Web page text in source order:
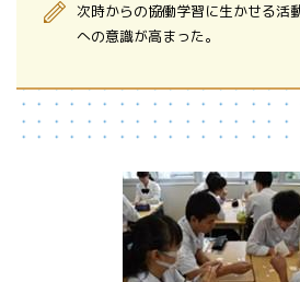
次時からの協働学習に生かせる活
への意識が高まった。